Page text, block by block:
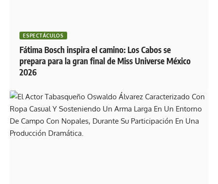
ESPECTÁCULOS
Fátima Bosch inspira el camino: Los Cabos se
prepara para la gran final de Miss Universe México
2026